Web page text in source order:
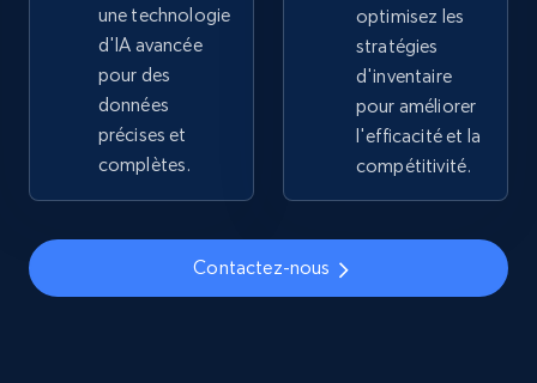
TikTok Shop - discover records by shop url
URL, Title, Available, Description, Currency, Initial
price, Final price, Discount percent, and more.
une technologie
d'IA avancée
pour des
données
précises et
complètes.
optimisez les
stratégies
d'inventaire
pour améliorer
l'efficacité et la
compétitivité.
Contactez-nous